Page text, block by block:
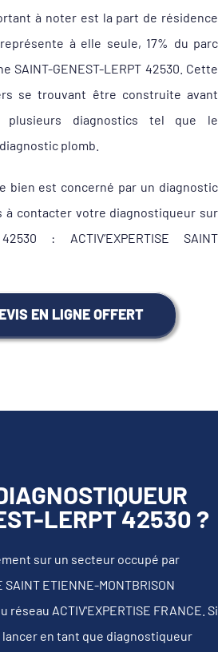
à noter est la part de résidence
à elle seule, 17% du parc
SAINT-GENEST-LERPT 42530. Cette
se trouvant être construite avant
plusieurs diagnostics tel que le
plomb.
bien est concerné par un diagnostic
à contacter votre diagnostiqueur sur
42530 : ACTIV’EXPERTISE SAINT
EN LIGNE OFFERT
LERPT 42530 ?
sur un secteur occupé par
SAINT ETIENNE-MONTBRISON
ACTIV'EXPERTISE FRANCE. Si
en tant que diagnostiqueur